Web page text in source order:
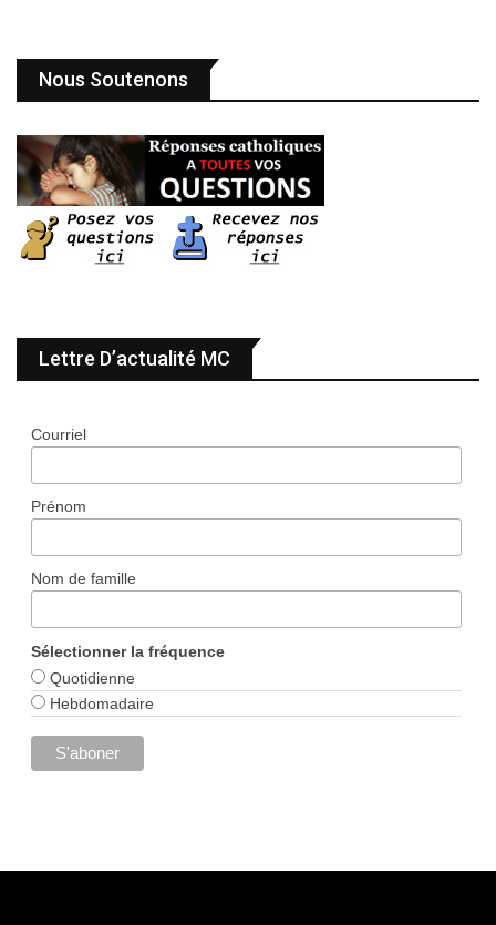
Nous Soutenons
Lettre D’actualité MC
Courriel
Prénom
Nom de famille
Sélectionner la fréquence
Quotidienne
Hebdomadaire